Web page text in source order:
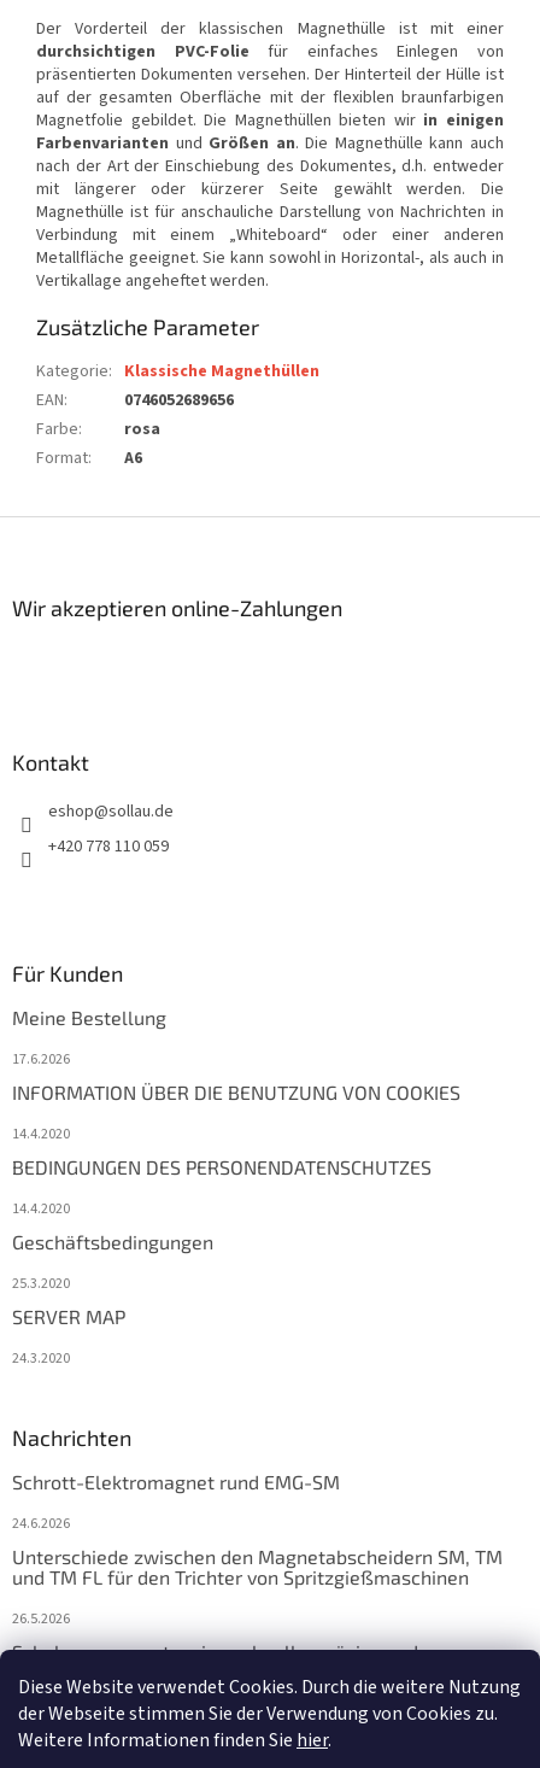
Diese Website verwendet Cookies. Durch die weitere Nutzung
der Webseite stimmen Sie der Verwendung von Cookies zu.
Weitere Informationen finden Sie hier.
Der Vorderteil der klassischen Magnethülle ist mit einer
durchsichtigen PVC-Folie für einfaches Einlegen von
präsentierten Dokumenten versehen. Der Hinterteil der Hülle ist
auf der gesamten Oberfläche mit der flexiblen braunfarbigen
Magnetfolie gebildet. Die Magnethüllen bieten wir in einigen
Farbenvarianten und Größen an. Die Magnethülle kann auch
nach der Art der Einschiebung des Dokumentes, d.h. entweder
mit längerer oder kürzerer Seite gewählt werden. Die
Magnethülle ist für anschauliche Darstellung von Nachrichten in
Verbindung mit einem „Whiteboard“ oder einer anderen
Metallfläche geeignet. Sie kann sowohl in Horizontal-, als auch in
Vertikallage angeheftet werden.
Zusätzliche Parameter
Kategorie: Klassische Magnethüllen
EAN:
0746052689656
Farbe:
rosa
Format: A6
Wir akzeptieren online-Zahlungen
Kontakt
eshop@sollau.de
+420 778 110 059
Für Kunden
Meine Bestellung
17.6.2026
INFORMATION ÜBER DIE BENUTZUNG VON COOKIES
14.4.2020
BEDINGUNGEN DES PERSONENDATENSCHUTZES
14.4.2020
Geschäftsbedingungen
25.3.2020
SERVER MAP
24.3.2020
Nachrichten
Schrott-Elektromagnet rund EMG-SM
24.6.2026
Unterschiede zwischen den Magnetabscheidern SM, TM
und TM FL für den Trichter von Spritzgießmaschinen
26.5.2026
Schalungsmagnete: eine schnelle, präzise und
17.4.2026